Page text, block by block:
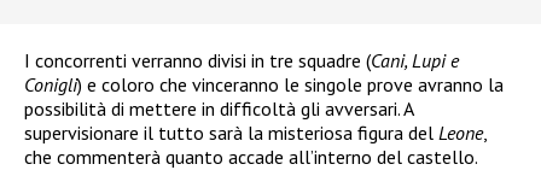
I concorrenti verranno divisi in tre squadre (Cani, Lupi e
Conigli) e coloro che vinceranno le singole prove avranno la
possibilità di mettere in difficoltà gli avversari. A
supervisionare il tutto sarà la misteriosa figura del Leone,
che commenterà quanto accade all’interno del castello.